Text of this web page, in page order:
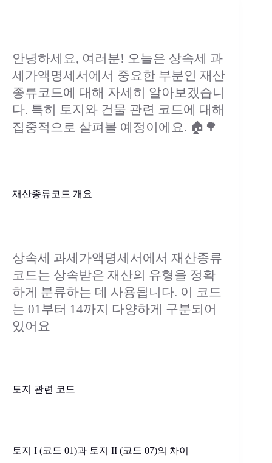
안녕하세요, 여러분! 오늘은 상속세 과
세가액명세서에서 중요한 부분인 재산
종류코드에 대해 자세히 알아보겠습니
다. 특히 토지와 건물 관련 코드에 대해
집중적으로 살펴볼 예정이에요. 🏠🌳
재산종류코드 개요
상속세 과세가액명세서에서 재산종류
코드는 상속받은 재산의 유형을 정확
하게 분류하는 데 사용됩니다. 이 코드
는 01부터 14까지 다양하게 구분되어
있어요
토지 관련 코드
토지 I (코드 01)과 토지 II (코드 07)의 차이